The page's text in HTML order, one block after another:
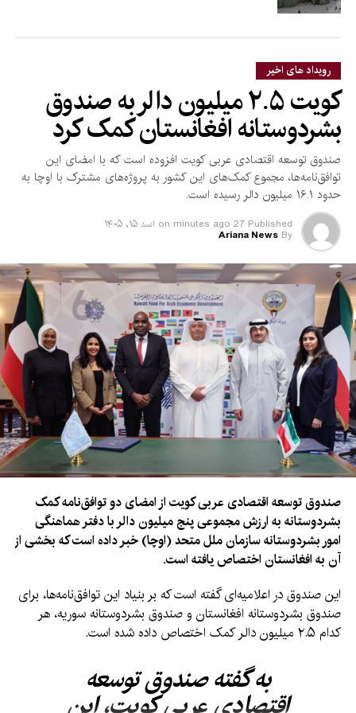
رویداد های اخیر
کویت ۲.۵ میلیون دالر به صندوق
بشردوستانه افغانستان کمک کرد
صندوق توسعه اقتصادی عربی کویت افزوده است که با امضای این
توافق‌نامه‌ها، مجموع کمک‌های این کشور به پروژه‌های مشترک با اوچا به
حدود ۱۶.۱ میلیون دالر رسیده است.
Published
27 minutes ago
on اسد ۱۵, ۱۴۰۵
By
Ariana News
صندوق توسعه اقتصادی عربی کویت از امضای دو توافق‌نامه کمک
بشردوستانه به ارزش مجموعی پنج میلیون دالر با دفتر هماهنگی
امور بشردوستانه سازمان ملل متحد (اوچا) خبر داده است که بخشی از
آن به افغانستان اختصاص یافته است.
این صندوق در اعلامیه‌ای گفته است که بر بنیاد این توافق‌نامه‌ها، برای
صندوق بشردوستانه افغانستان و صندوق بشردوستانه سوریه، هر
کدام ۲.۵ میلیون دالر کمک اختصاص داده شده است.
به گفته صندوق توسعه